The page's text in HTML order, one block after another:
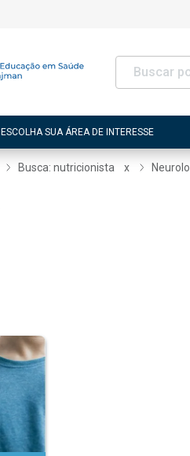
ESCOLHA SUA ÁREA DE INTERESSE
Busca: nutricionista x